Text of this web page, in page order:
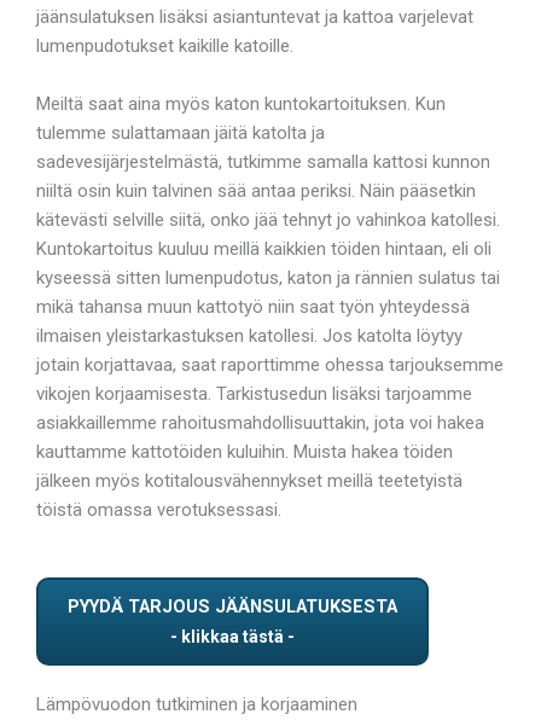
jäänsulatuksen lisäksi asiantuntevat ja kattoa varjelevat
lumenpudotukset kaikille katoille.
Meiltä saat aina myös katon kuntokartoituksen. Kun
tulemme sulattamaan jäitä katolta ja
sadevesijärjestelmästä, tutkimme samalla kattosi kunnon
niiltä osin kuin talvinen sää antaa periksi. Näin pääsetkin
kätevästi selville siitä, onko jää tehnyt jo vahinkoa katollesi.
Kuntokartoitus kuuluu meillä kaikkien töiden hintaan, eli oli
kyseessä sitten lumenpudotus, katon ja rännien sulatus tai
mikä tahansa muun kattotyö niin saat työn yhteydessä
ilmaisen yleistarkastuksen katollesi. Jos katolta löytyy
jotain korjattavaa, saat raporttimme ohessa tarjouksemme
vikojen korjaamisesta. Tarkistusedun lisäksi tarjoamme
asiakkaillemme rahoitusmahdollisuuttakin, jota voi hakea
kauttamme kattotöiden kuluihin. Muista hakea töiden
jälkeen myös kotitalousvähennykset meillä teetetyistä
töistä omassa verotuksessasi.
PYYDÄ TARJOUS JÄÄNSULATUKSESTA
Lämpövuodon tutkiminen ja korjaaminen